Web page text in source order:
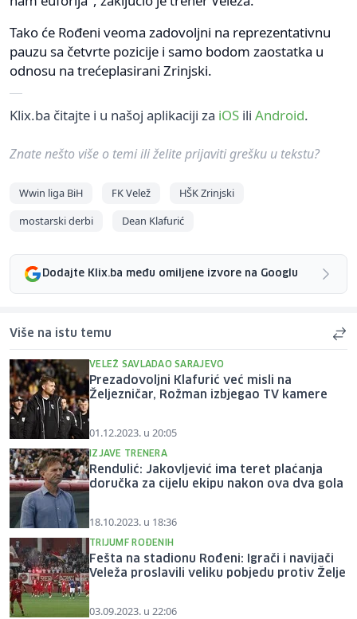
Tako će Rođeni veoma zadovoljni na reprezentativnu
pauzu sa četvrte pozicije i samo bodom zaostatka u
odnosu na trećeplasirani Zrinjski.
Klix.ba čitajte i u našoj aplikaciji za iOS ili Android.
Znate nešto više o temi ili želite prijaviti grešku u tekstu?
Wwin liga BiH FK Velež
HŠK Zrinjski
mostarski derbi
Dean Klafurić
Dodajte Klix.ba među omiljene izvore na Googlu
Više na istu temu
VELEŽ SAVLADAO SARAJEVO
Prezadovoljni Klafurić već misli na
Željezničar, Rožman izbjegao TV kamere
01.12.2023. u 20:05
IZJAVE TRENERA
Rendulić: Jakovljević ima teret plaćanja
doručka za cijelu ekipu nakon ova dva gola
18.10.2023. u 18:36
TRIJUMF ROĐENIH
Fešta na stadionu Rođeni: Igrači i navijači
Veleža proslavili veliku pobjedu protiv Želje
03.09.2023. u 22:06